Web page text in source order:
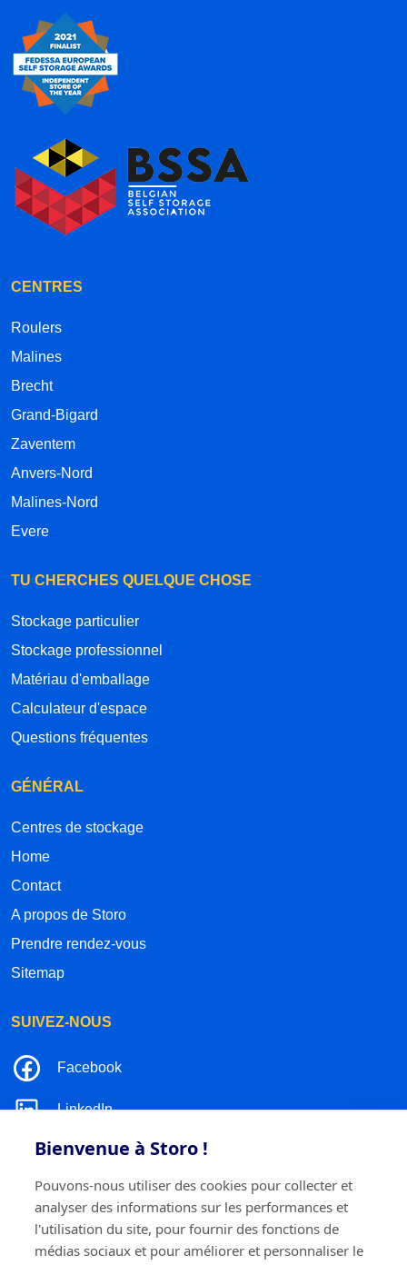
Bienvenue à Storo !
Pouvons-nous utiliser des cookies pour collecter et
analyser des informations sur les performances et
l'utilisation du site, pour fournir des fonctions de
médias sociaux et pour améliorer et personnaliser le
CENTRES
Roulers
Malines
Brecht
Grand-Bigard
Zaventem
Anvers-Nord
Malines-Nord
Evere
TU CHERCHES QUELQUE CHOSE
Stockage particulier
Stockage professionnel
Matériau d'emballage
Calculateur d'espace
Questions fréquentes
GÉNÉRAL
Centres de stockage
Home
Contact
A propos de Storo
Prendre rendez-vous
Sitemap
SUIVEZ-NOUS
Facebook
LinkedIn
Instagram
TikTok